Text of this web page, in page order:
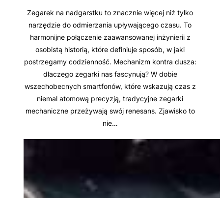
Zegarek na nadgarstku to znacznie więcej niż tylko
narzędzie do odmierzania upływającego czasu. To
harmonijne połączenie zaawansowanej inżynierii z
osobistą historią, które definiuje sposób, w jaki
postrzegamy codzienność. Mechanizm kontra dusza:
dlaczego zegarki nas fascynują? W dobie
wszechobecnych smartfonów, które wskazują czas z
niemal atomową precyzją, tradycyjne zegarki
mechaniczne przeżywają swój renesans. Zjawisko to
nie…